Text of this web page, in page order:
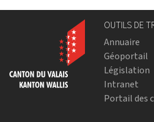
OUTILS DE
Annuaire
Géoportail
Législation
Intranet
Portail des